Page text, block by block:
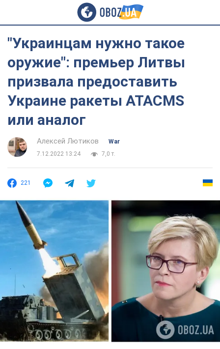
"Украинцам нужно такое
оружие": премьер Литвы
призвала предоставить
Украине ракеты ATACMS
или аналог
Алексей Лютиков
War
7.12.2022 13:24
7,0 т.
221